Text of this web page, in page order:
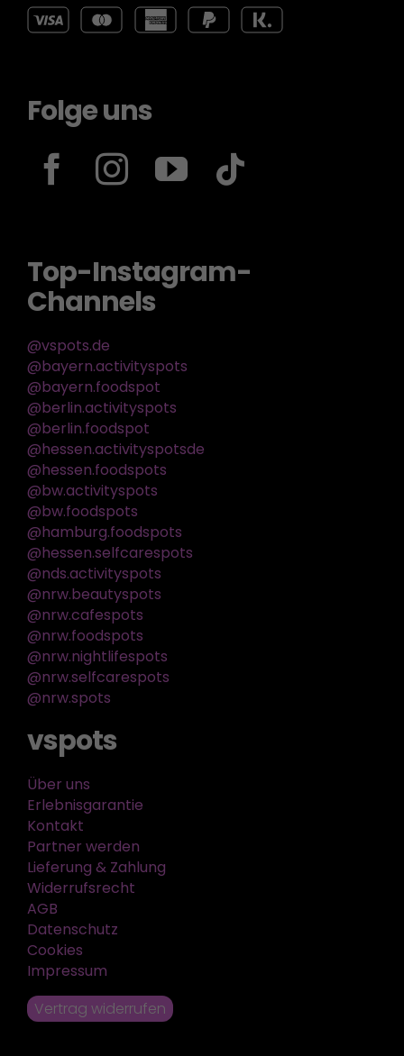
Folge uns
Top-Instagram-
Channels
@vspots.de
@bayern.activityspots
@bayern.foodspot
@berlin.activityspots
@berlin.foodspot
@hessen.activityspotsde
@hessen.foodspots
@bw.activityspots
@bw.foodspots
@hamburg.foodspots
@hessen.selfcarespots
@nds.activityspots
@nrw.beautyspots
@nrw.cafespots
@nrw.foodspots
@nrw.nightlifespots
@nrw.selfcarespots
@nrw.spots
vspots
Über uns
Erlebnisgarantie
Kontakt
Partner werden
Lieferung & Zahlung
Widerrufsrecht
AGB
Datenschutz
Cookies
Impressum
Vertrag widerrufen